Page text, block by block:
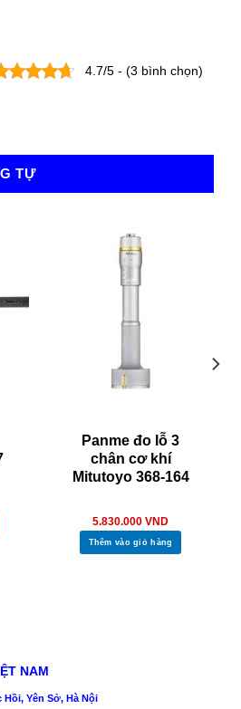
4.7/5 - (3 bình chọn)
TỰ
Panme đo lỗ 3
chân cơ khí
Mitutoyo 368-164
5.830.000 VND
Thêm vào giỏ hàng
NAM
Hồi, Yên Sở, Hà Nội